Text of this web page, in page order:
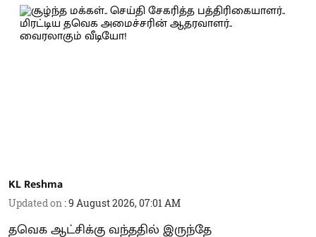
KL Reshma
Updated on :9 August 2026, 07:01 AM
தவெக ஆட்சிக்கு வந்ததில் இருந்தே